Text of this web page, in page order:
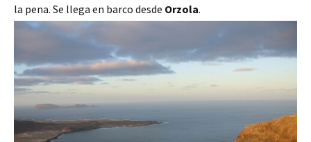
la pena. Se llega en barco desde Orzola.